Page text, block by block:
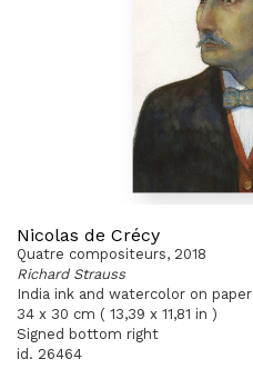
Nicolas de Crécy
Quatre compositeurs, 2018
Richard Strauss
India ink and watercolor on paper
34 x 30 cm ( 13,39 x 11,81 in )
Signed bottom right
id. 26464